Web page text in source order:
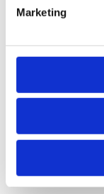
Marketing